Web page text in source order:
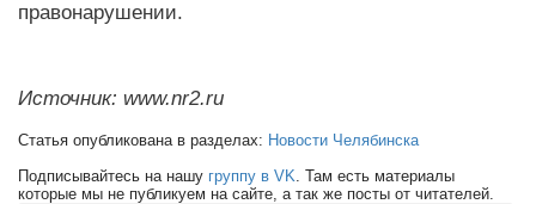
правонарушении.
Источник: www.nr2.ru
Статья опубликована в разделах: Новости Челябинска
Подписывайтесь на нашу группу в VK. Там есть материалы
которые мы не публикуем на сайте, а так же посты от читателей.